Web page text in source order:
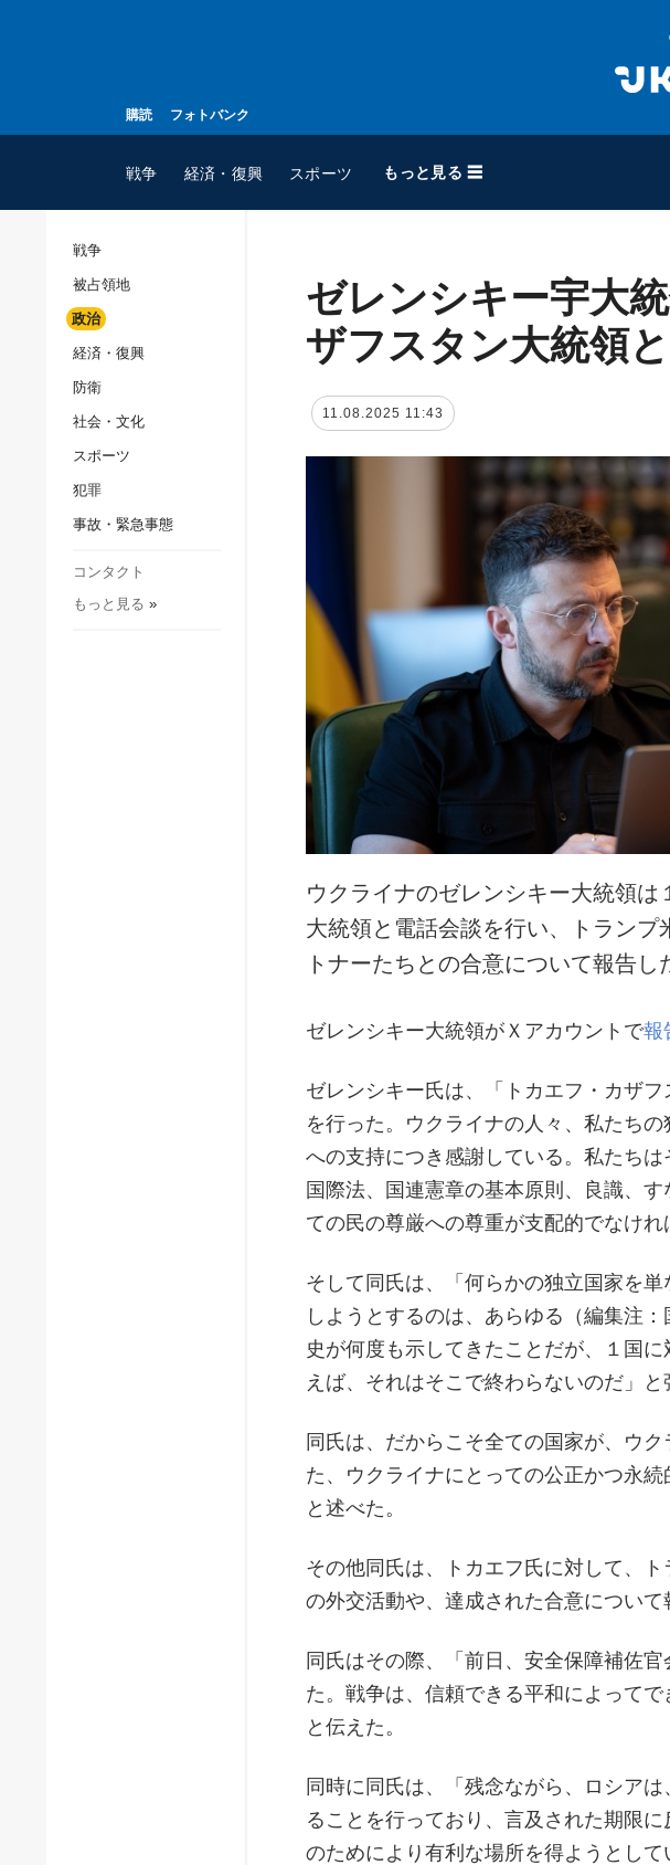
購読 フォトバンク
戦争 経済・復興 スポーツ もっと見る ☰
スポーツ
ウクルインフォルム
ウクルインフォルムに
て
戦争
被占領地
政治
経済・復興
防衛
社会・文化
スポーツ
犯罪
事故・緊急事態
コンタクト
もっと見る »
ゼレンシキー宇大
ザフスタン大統領
11.08.2025 11:43
ウクライナのゼレンシキー大統領
大統領と電話会談を行い、トラン
トナーたちとの合意について報告し
ゼレンシキー大統領がＸアカウントで報
ゼレンシキー氏は、「トカエフ・カザ
を行った。ウクライナの人々、私たち
への支持につき感謝している。私たち
国際法、国連憲章の基本原則、良識、
ての民の尊厳への尊重が支配的でなけれ
そして同氏は、「何らかの独立国家を
しようとするのは、あらゆる（編集注
史が何度も示してきたことだが、１国
えば、それはそこで終わらないのだ」と
同氏は、だからこそ全ての国家が、ウ
た、ウクライナにとっての公正かつ永
と述べた。
その他同氏は、トカエフ氏に対して、
の外交活動や、達成された合意について
同氏はその際、「前日、安全保障補佐
た。戦争は、信頼できる平和によって
と伝えた。
同時に同氏は、「残念ながら、ロシア
ることを行っており、言及された期限
のためにより有利な場所を得ようとし